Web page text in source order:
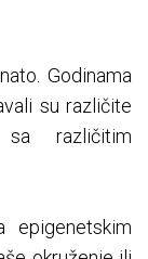
Godinama
su različite
sa različitim
epigenetskim